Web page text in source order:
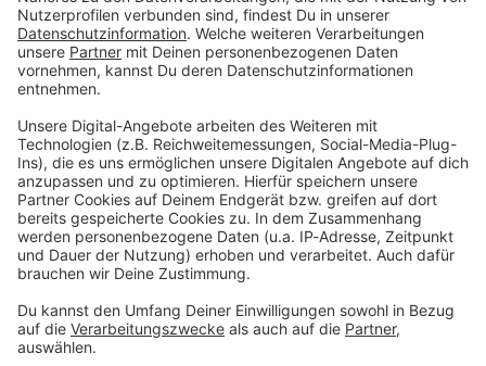
Du möchtest uns etwas sagen?
Studio Hotline
Kontaktformular
Sprachnachricht
© dpa-infocom, dpa:250808-930-888947/1